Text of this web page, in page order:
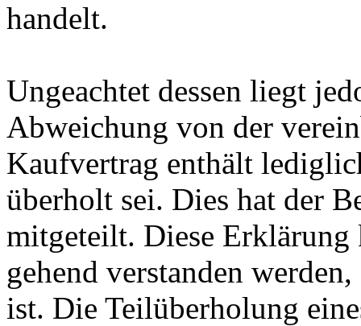
handelt.
Ungeachtet dessen liegt
Abweichung von der
Kaufvertrag enthält
überholt sei. Dies hat der
mitgeteilt. Diese
gehend verstanden
ist. Die Teilüberholung